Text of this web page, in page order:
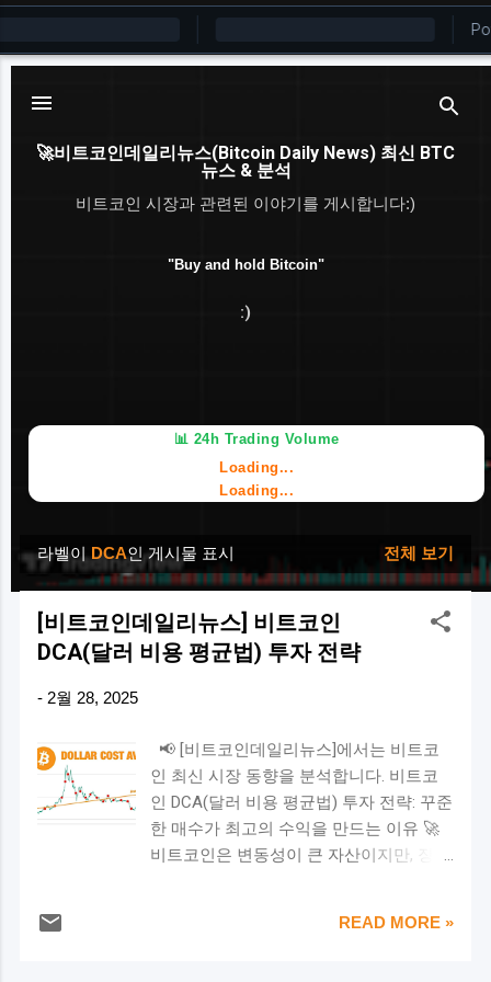
🚀비트코인데일리뉴스(Bitcoin Daily News) 최신 BTC
뉴스 & 분석
비트코인 시장과 관련된 이야기를 게시합니다:)
"Buy and hold Bitcoin"
:)
📊 24h Trading Volume
Loading...
Loading...
글
라벨이 DCA인 게시물 표시 전체 보기
[비트코인데일리뉴스] 비트코인
DCA(달러 비용 평균법) 투자 전략
- 2월 28, 2025
📢 [비트코인데일리뉴스]에서는 비트코
인 최신 시장 동향을 분석합니다. 비트코
인 DCA(달러 비용 평균법) 투자 전략: 꾸준
한 매수가 최고의 수익을 만드는 이유 🚀
비트코인은 변동성이 큰 자산이지만, 장기
요? 많은 전문가들은 DCA(Dollar-Cost
READ MORE »